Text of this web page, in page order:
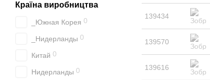
139434
139570
139616
Країна виробництва
_Южная Корея 0
_Нидерланды 0
Китай 0
Нидерланды 0